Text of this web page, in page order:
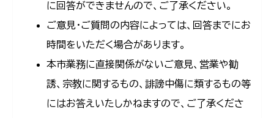
に回答ができませんので、ご了承ください。
ご意見・ご質問の内容によっては、回答までにお
時間をいただく場合があります。
本市業務に直接関係がないご意見、営業や勧
誘、宗教に関するもの、誹謗中傷に類するもの等
にはお答えいたしかねますので、ご了承くださ